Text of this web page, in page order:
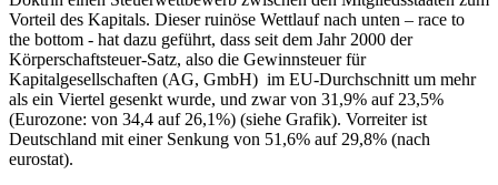
Vorteil des Kapitals. Dieser ruinöse Wettlauf nach unten – race to
the bottom - hat dazu geführt, dass seit dem Jahr 2000 der
Körperschaftsteuer-Satz, also die Gewinnsteuer für
Kapitalgesellschaften (AG, GmbH) im EU-Durchschnitt um mehr
als ein Viertel gesenkt wurde, und zwar von 31,9% auf 23,5%
(Eurozone: von 34,4 auf 26,1%) (siehe Grafik). Vorreiter ist
Deutschland mit einer Senkung von 51,6% auf 29,8% (nach
eurostat).